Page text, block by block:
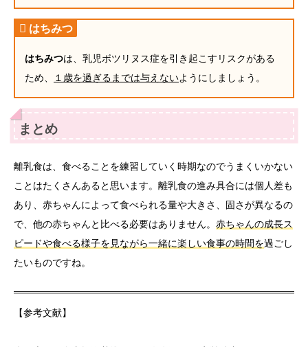
はちみつ
はちみつは、乳児ボツリヌス症を引き起こすリスクがある
ため、
１歳を過ぎるまでは与えないようにしましょう。
まとめ
離乳食は、食べることを練習していく時期なのでうまくいかない
ことはたくさんあると思います。離乳食の進み具合には個人差も
あり、赤ちゃんによって食べられる量や大きさ、固さが異なるの
で、他の赤ちゃんと比べる必要はありません。 赤ちゃんの成長ス
ピードや食べる様子を見ながら一緒に楽しい食事の時間を過ごし
たいものですね。
【参考文献】